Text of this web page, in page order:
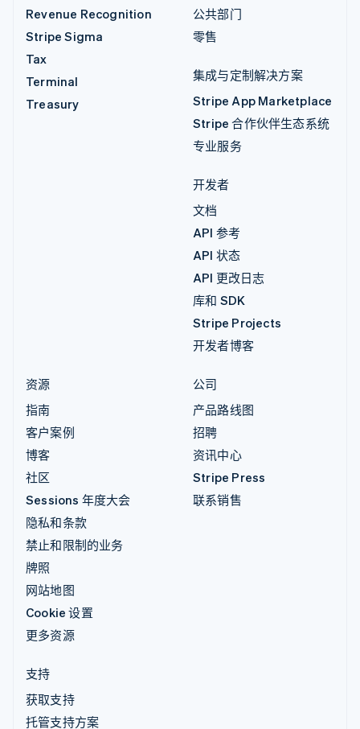
Revenue Recognition
Stripe Sigma
Tax
Terminal
Treasury
公共部门
零售
集成与定制解决方案
Stripe App Marketplace
Stripe 合作伙伴生态系统
专业服务
开发者
文档
API 参考
API 状态
API 更改日志
库和 SDK
Stripe Projects
开发者博客
资源
指南
客户案例
博客
社区
Sessions 年度大会
隐私和条款
禁止和限制的业务
牌照
网站地图
Cookie 设置
更多资源
公司
产品路线图
招聘
资讯中心
Stripe Press
联系销售
支持
获取支持
托管支持方案